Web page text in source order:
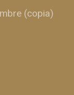
(copia)